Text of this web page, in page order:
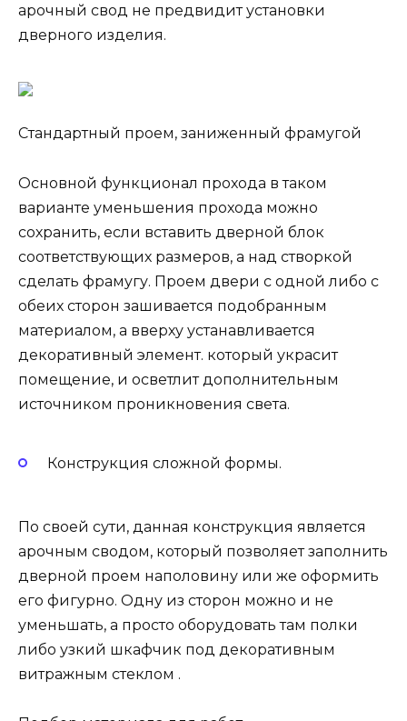
арочный свод не предвидит установки
дверного изделия.
Стандартный проем, заниженный фрамугой
Основной функционал прохода в таком
варианте уменьшения прохода можно
сохранить, если вставить дверной блок
соответствующих размеров, а над створкой
сделать фрамугу. Проем двери с одной либо с
обеих сторон зашивается подобранным
материалом, а вверху устанавливается
декоративный элемент. который украсит
помещение, и осветлит дополнительным
источником проникновения света.
Конструкция сложной формы.
По своей сути, данная конструкция является
арочным сводом, который позволяет заполнить
дверной проем наполовину или же оформить
его фигурно. Одну из сторон можно и не
уменьшать, а просто оборудовать там полки
либо узкий шкафчик под декоративным
витражным стеклом .